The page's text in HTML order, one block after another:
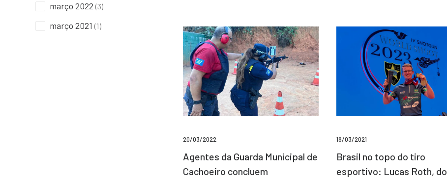
março 2022 (3)
março 2021 (1)
20/03/2022
Agentes da Guarda Municipal de
Cachoeiro concluem
18/03/2021
Brasil no topo do tiro
esportivo: Lucas Roth, do